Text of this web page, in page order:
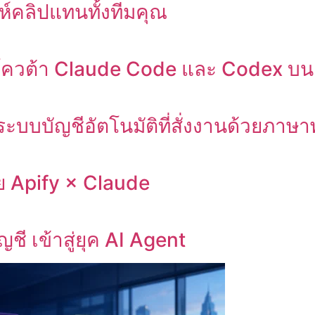
ห์คลิปแทนทั้งทีมคุณ
ต้า Claude Code และ Codex บ
ะบบบัญชีอัตโนมัติที่สั่งงานด้วยภาษ
Apify × Claude
ชี เข้าสู่ยุค AI Agent